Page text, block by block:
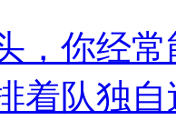
，你经
着队独